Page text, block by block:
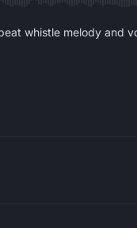
whistle melody and